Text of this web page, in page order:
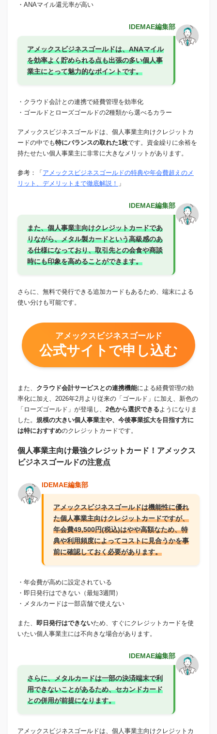
・ANAマイル還元率が高い
IDEMAE編集部
アメックスビジネスゴールドは、ANAマイル
を効率よく貯められる点も出張の多い個人事
業主にとって魅力的なポイントです。
・クラウド会計との連携で経費管理を効率化
・ゴールドとローズゴールドの2種類から選べるカラー
アメックスビジネスゴールドは、個人事業主向けクレジットカ
ードの中でも特にバランスの取れた1枚です。資金繰りに余裕を
持たせたい個人事業主に非常に大きなメリットがあります。
参考：「 アメックスビジネスゴールドの特典や年会費超えのメ
リット、デメリットまで徹底解説！ 」
IDEMAE編集部
また、個人事業主向けクレジットカードであ
りながら、メタル製カードという高級感のあ
る仕様になっており、取引先との会食や商談
時にも印象を高めることができます。
さらに、無料で発行できる追加カードもあるため、端末による
使い分けも可能です。
アメックスビジネスゴールド
公式サイトで申し込む
また、 クラウド会計サービスとの連携機能による経費管理の効
率化に加え、2026年2月より従来の「ゴールド」に加え、新色の
「ローズゴールド」が登場し、 2色から選択できるようになりま
した。 規模の大きい個人事業主や、今後事業拡大を目指す方に
は特におすすめのクレジットカードです。
個人事業主向け最強クレジットカード！アメックス
ビジネスゴールドの注意点
IDEMAE編集部
アメックスビジネスゴールドは機能性に優れ
た個人事業主向けクレジットカードですが、
年会費49,500円(税込)はやや高額なため、特
典や利用頻度によってコストに見合うかを事
前に確認しておく必要があります。
・年会費が高めに設定されている
・即日発行はできない（最短3週間）
・メタルカードは一部店舗で使えない
また、 即日発行はできないため、すぐにクレジットカードを使
いたい個人事業主には不向きな場合があります。
IDEMAE編集部
さらに、メタルカードは一部の決済端末で利
用できないことがあるため、セカンドカード
との併用が前提になります。
アメックスビジネスゴールドは、個人事業主向けクレジットカ